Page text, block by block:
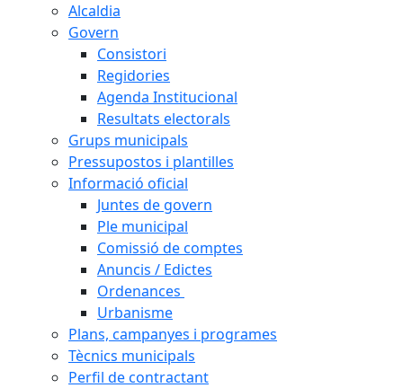
Alcaldia
Govern
Consistori
Regidories
Agenda Institucional
Resultats electorals
Grups municipals
Pressupostos i plantilles
Informació oficial
Juntes de govern
Ple municipal
Comissió de comptes
Anuncis / Edictes
Ordenances
Urbanisme
Plans, campanyes i programes
Tècnics municipals
Perfil de contractant